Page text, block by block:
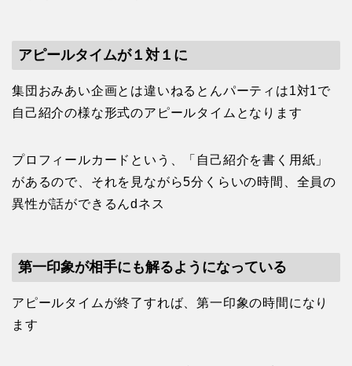
アピールタイムが１対１に
集団おみあい企画とは違いねるとんパーティは1対1で
自己紹介の様な形式のアピールタイムとなります
プロフィールカードという、「自己紹介を書く用紙」
があるので、それを見ながら5分くらいの時間、全員の
異性が話ができるんdネス
第一印象が相手にも解るようになっている
アピールタイムが終了すれば、第一印象の時間になり
ます